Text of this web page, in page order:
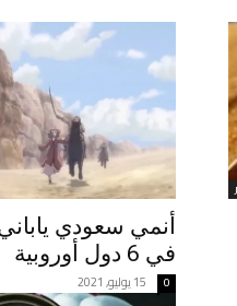
أنمي سعودي
في 6 دول أوروبية
15 يوليو, 2021 0